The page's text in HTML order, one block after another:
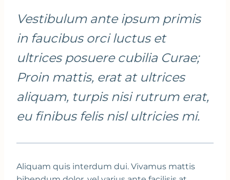
Vestibulum ante ipsum primis
in faucibus orci luctus et
ultrices posuere cubilia Curae;
Proin mattis, erat at ultrices
aliquam, turpis nisi rutrum erat,
eu finibus felis nisl ultricies mi.
Aliquam quis interdum dui. Vivamus mattis